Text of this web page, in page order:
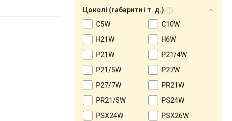
Цоколі (габарити і т. д.)
C5W
C10W
H21W
H6W
P21W
P21/4W
P21/5W
P27W
P27/7W
PR21W
PR21/5W
PS24W
PSX24W
PSX26W